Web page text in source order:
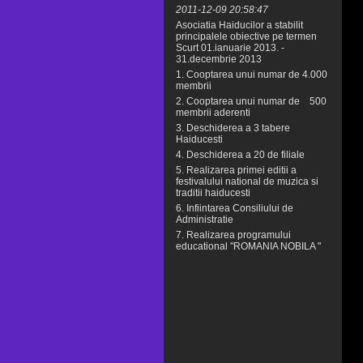
2011-12-09 20:58:47
Asociatia Haiducilor a stabilit
principalele obiective pe termen
Scurt 01.ianuarie 2013. -
31.decembrie 2013
1. Cooptarea unui numar de 4.000
membrii
2. Cooptarea unui numar de 500
membrii aderenti
3. Deschiderea a 3 tabere
Haiducesti
4. Deschiderea a 20 de filiale
5. Realizarea primei editii a
festivalului national de muzica si
traditii haiducesti
6. Infiintarea Consiliului de
Administratie
7. Realizarea programului
educational "ROMANIA NOBILA "